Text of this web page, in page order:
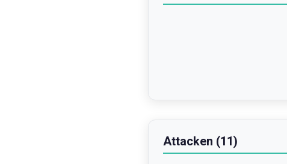
Attacken (11)